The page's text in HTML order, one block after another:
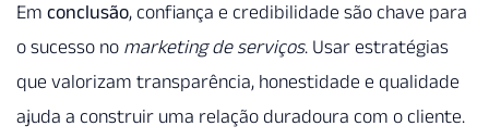
Em conclusão, confiança e credibilidade são chave para
o sucesso no marketing de serviços. Usar estratégias
que valorizam transparência, honestidade e qualidade
ajuda a construir uma relação duradoura com o cliente.